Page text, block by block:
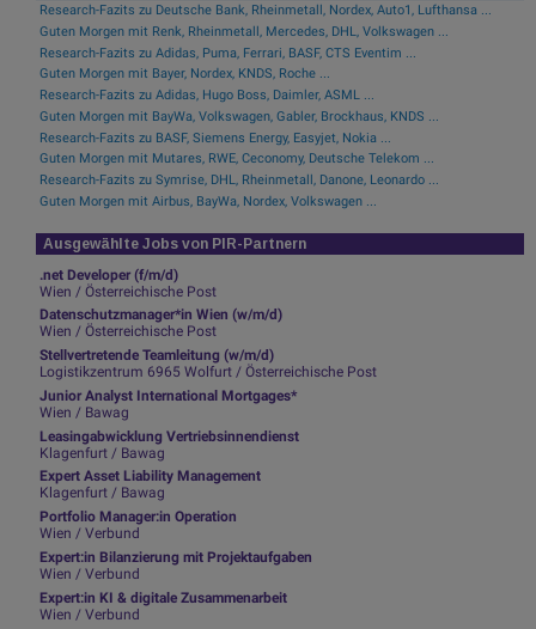
Research-Fazits zu Deutsche Bank, Rheinmetall, Nordex, Auto1, Lufthansa ...
Guten Morgen mit Renk, Rheinmetall, Mercedes, DHL, Volkswagen ...
Research-Fazits zu Adidas, Puma, Ferrari, BASF, CTS Eventim ...
Guten Morgen mit Bayer, Nordex, KNDS, Roche ...
Research-Fazits zu Adidas, Hugo Boss, Daimler, ASML ...
Guten Morgen mit BayWa, Volkswagen, Gabler, Brockhaus, KNDS ...
Research-Fazits zu BASF, Siemens Energy, Easyjet, Nokia ...
Guten Morgen mit Mutares, RWE, Ceconomy, Deutsche Telekom ...
Research-Fazits zu Symrise, DHL, Rheinmetall, Danone, Leonardo ...
Guten Morgen mit Airbus, BayWa, Nordex, Volkswagen ...
Ausgewählte Jobs von PIR-Partnern
.net Developer (f/m/d)
Wien / Österreichische Post
Datenschutzmanager*in Wien (w/m/d)
Wien / Österreichische Post
Stellvertretende Teamleitung (w/m/d)
Logistikzentrum 6965 Wolfurt / Österreichische Post
Junior Analyst International Mortgages*
Wien / Bawag
Leasingabwicklung Vertriebsinnendienst
Klagenfurt / Bawag
Expert Asset Liability Management
Klagenfurt / Bawag
Portfolio Manager:in Operation
Wien / Verbund
Expert:in Bilanzierung mit Projektaufgaben
Wien / Verbund
Expert:in KI & digitale Zusammenarbeit
Wien / Verbund